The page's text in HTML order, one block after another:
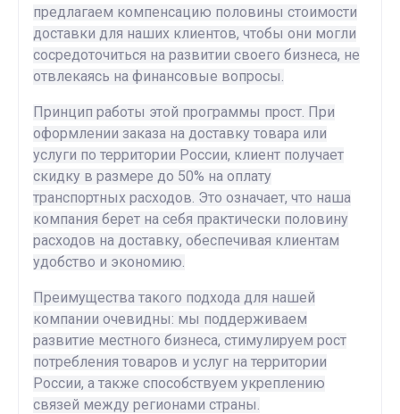
предлагаем компенсацию половины стоимости
доставки для наших клиентов, чтобы они могли
сосредоточиться на развитии своего бизнеса, не
отвлекаясь на финансовые вопросы.
Принцип работы этой программы прост. При
оформлении заказа на доставку товара или
услуги по территории России, клиент получает
скидку в размере до 50% на оплату
транспортных расходов. Это означает, что наша
компания берет на себя практически половину
расходов на доставку, обеспечивая клиентам
удобство и экономию.
Преимущества такого подхода для нашей
компании очевидны: мы поддерживаем
развитие местного бизнеса, стимулируем рост
потребления товаров и услуг на территории
России, а также способствуем укреплению
связей между регионами страны.